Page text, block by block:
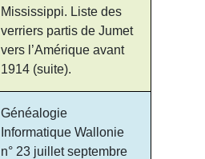
Mississippi. Liste des
verriers partis de Jumet
vers l’Amérique avant
1914 (suite).
Généalogie
Informatique Wallonie
n° 23 juillet septembre